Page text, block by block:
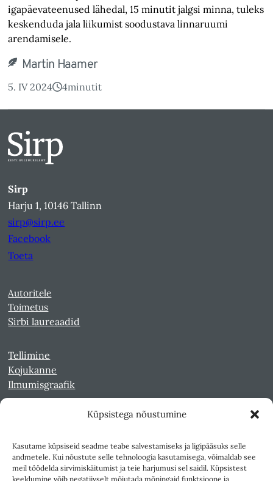
Küpsistega nõustumine
Kasutame küpsiseid seadme teabe salvestamiseks ja ligipääsuks selle
andmetele. Kui nõustute selle tehnoloogia kasutamisega, võimaldab see
meil töödelda sirvimiskäitumist ja teie harjumusi sel saidil. Küpsistest
keeldumine võib negatiivselt mõjutada mõningaid funktsioone ja
igapäevateenused lähedal, 15 minutit jalgsi minna, tuleks
keskenduda jala liikumist soodustava linnaruumi
arendamisele.
Martin Haamer
5. IV 2024 4minutit
Sirp
Harju 1, 10146 Tallinn
sirp@sirp.ee
Facebook
Toeta
Autoritele
Toimetus
Sirbi laureaadid
Tellimine
Kojukanne
Ilmumisgraafik
Kultuurileht 1994-1997
Reede 1989-1990
Sirp ja Vasar 1940-1989